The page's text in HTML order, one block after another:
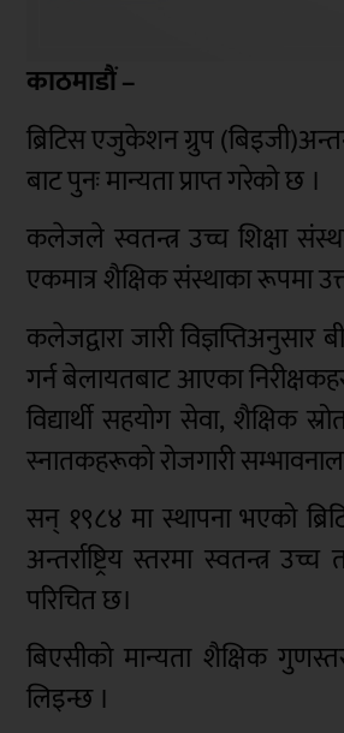
काठमाडौं –
ब्रिटिस एजुकेशन ग्रुप
बाट पुनः मान्यता प्राप्त गरेको छ ।
कलेजले स्वतन्त्र उच्च शिक्षा
एकमात्र शैक्षिक संस्थाका रूपमा
कलेजद्वारा जारी
गर्न बेलायतबाट आएका
विद्यार्थी सहयोग सेवा, शैक्षिक
स्नातकहरूको रोजगारी
सन् १९८४ मा स्थापना भएको
अन्तर्राष्ट्रिय स्तरमा स्वतन्त्र
परिचित छ।
बिएसीको मान्यता शैक्षिक
लिइन्छ ।